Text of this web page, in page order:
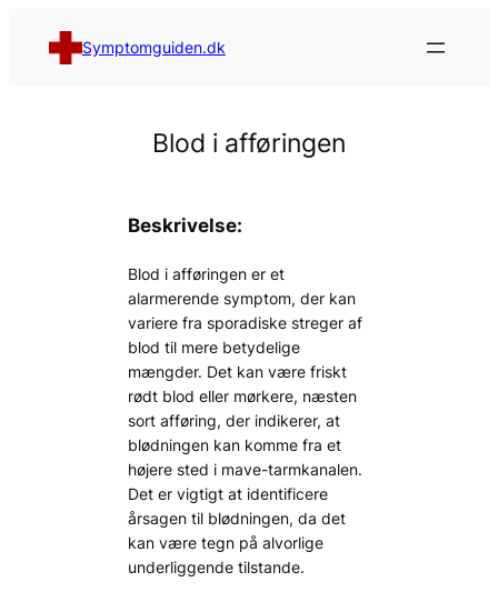
indhold
Symptomguiden.dk
Blod i afføringen
Beskrivelse:
Blod i afføringen er et
alarmerende symptom, der kan
variere fra sporadiske streger af
blod til mere betydelige
mængder. Det kan være friskt
rødt blod eller mørkere, næsten
sort afføring, der indikerer, at
blødningen kan komme fra et
højere sted i mave-tarmkanalen.
Det er vigtigt at identificere
årsagen til blødningen, da det
kan være tegn på alvorlige
underliggende tilstande.